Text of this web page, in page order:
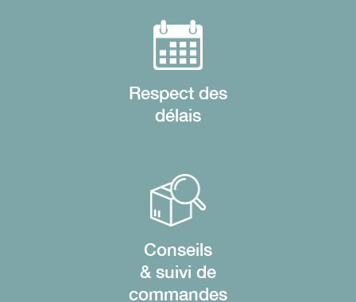
Respect des
délais
Conseils
& suivi de
commandes